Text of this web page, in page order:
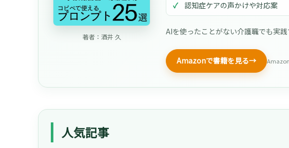
著者：酒井 久
認知症ケアの声かけや対応案
AIを使ったことがない介護職でも実
Amazonで書籍を見る→
人気記事